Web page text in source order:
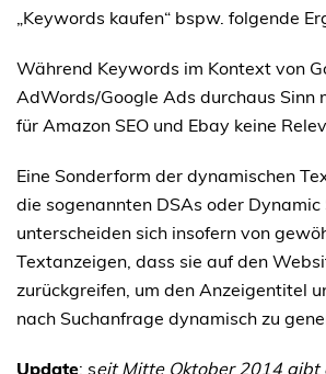
„Keywords kaufen“ bspw. folgende
Während Keywords im Kontext von
AdWords/Google Ads durchaus Sinn
für Amazon SEO und Ebay keine
Eine Sonderform der dynamischen
die sogenannten DSAs oder Dynamic
unterscheiden sich insofern von
Textanzeigen, dass sie auf den
zurückgreifen, um den Anzeigentitel
nach Suchanfrage dynamisch zu
Update: seit Mitte Oktober 2014 gibt